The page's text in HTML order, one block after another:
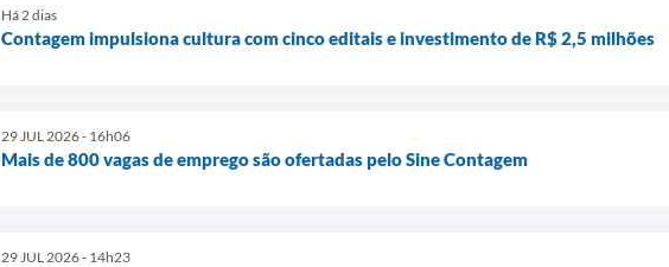
Há 2 dias
Contagem impulsiona cultura com cinco editais e investimento de R$ 2,5 milhões
29 JUL 2026 - 16h06
Mais de 800 vagas de emprego são ofertadas pelo Sine Contagem
29 JUL 2026 - 14h23